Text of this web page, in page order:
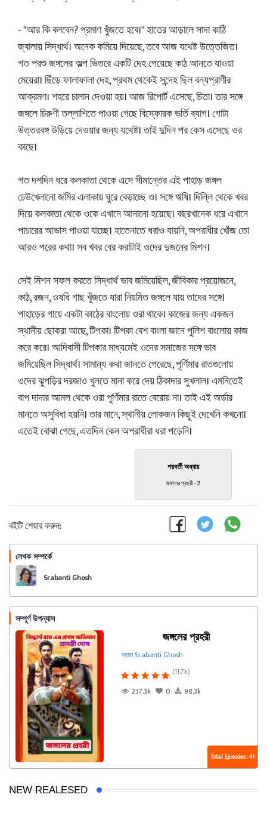
- "আর কি বলবেন? প্রমাণ খুঁজতে হবে।" হাতের আড়ালে সাদা কাঠি
জ্বালায় সিদ্ধার্থ। অনেক কমিয়ে দিয়েছে, তবে আজ যথেষ্ট উত্তেজিত।
গত পরশু জঙ্গলের অল্প ভিতরে একটি দেহ পেয়েছে কাঠ আনতে যাওয়া
মেয়েরা। ছিঁড়ে ফালাফালা দেহ, প্রথম থেকেই সন্দেহ ছিল বন্যপ্রাণীর
আক্রমণ। শহরে চালান দেওয়া হয়। আজ রিপোর্ট এসেছে, চিতা। তার সঙ্গে
জঙ্গলে চিরুণী তল্লাশিতে পাওয়া গেছে বিস্ফোরক ভর্তি ব্যাগ। গোটা
উত্তরবঙ্গ উড়িয়ে দেওয়ার জন্য যথেষ্ট। তাই দুদিন পর কেস এসেছে ওর
কাছে।
গত দশদিন ধরে কলকাতা থেকে এসে সীমান্তের এই পাহাড় জঙ্গল
ঢেউখেলানো জমির এলাকায় ঘুরে বেড়াচ্ছে ও। সঙ্গে ঋষি। দিল্লি থেকে খবর
দিয়ে কলকাতা থেকে ওকে এখানে আনানো হয়েছে। বছরখানেক ধরে এখানে
পাচারের আভাস পাওয়া যাচ্ছে। হাতেনাতে ধরাও যায়নি, অপরাধীর খোঁজ তো
আরও পরের কথা। সব খবর বের করাটাই ওদের দুজনের মিশন।
সেই মিশন সফল করতে সিদ্ধার্থ ভাব জমিয়েছিল, জীবিকার প্রয়োজনে,
কাঠ, রজন, ওষধি গাছ খুঁজতে যারা নিয়মিত জঙ্গলে যায় তাদের সঙ্গে।
পাহাড়ের গায়ে একটা কাঠের বাংলোয় ওরা থাকে। কাজের জন্য একজন
স্থানীয় ছোকরা আছে, টিপকা। টিপকা বেশ বাংলা জানে পুলিশ বাংলোয় কাজ
করে করে। আদিবাসী টিপকার মাধ্যমেই ওদের সমাজের সঙ্গে ভাব
জমিয়েছিল সিদ্ধার্থ। সামান্য কথা জানতে পেরেছে, পূর্ণিমার রাতগুলোয়
ওদের ঝুপড়ির দরজাও খুলতে মানা করে দেয় ঠিকাদার সুখলাল। এমনিতেই
বাপ দাদার আমল থেকে ওরা পূর্ণিমার রাতে বেরোয় না। তাই এই অর্ডার
মানতে অসুবিধা হয়নি। তার মানে, স্থানীয় লোকজন কিছুই দেখেনি কখনো।
এতেই বোঝা গেছে, এতদিন কেন অপরাধীরা ধরা পড়েনি।
পরবর্তী অধ্যায়
জঙ্গলের প্রহরী - 2
বইটি শেয়ার করুন:
লেখক সম্পর্কে
Srabanti Ghosh
সম্পূর্ণ উপন্যাস
জঙ্গলের প্রহরী
দ্বারা Srabanti Ghosh
(11.7k)
237.3k
0 98.3k
Total Episodes : 41
NEW REALESED